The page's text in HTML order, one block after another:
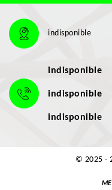
indisponible
indisponible
indisponible
indisponible
© 2025 -